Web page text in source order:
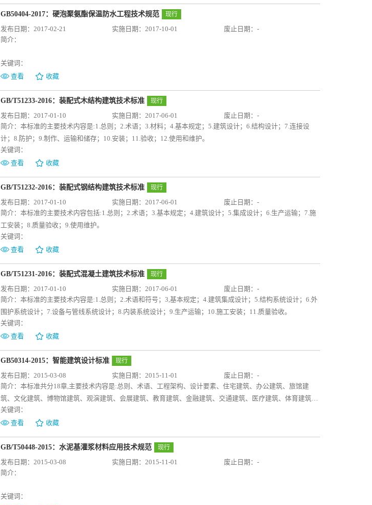
GB50404-2017：硬泡聚氨酯保温防水工程技术规范 现行
发布日期：2017-02-21 实施日期：2017-10-01
废止日期：-
简介：
关键词：
查看
收藏
GB/T51233-2016：装配式木结构建筑技术标准 现行
发布日期：2017-01-10 实施日期：2017-06-01
废止日期：-
简介： 本标准的主要技术内容是:1.总则；2.术语；3.材料；4.基本规定；5.建筑设计；6.结构设计；7.连接设
计；8.防护；9.制作、运输和储存；10.安装；11.验收；12.使用和维护。
关键词：
查看
收藏
GB/T51232-2016：装配式钢结构建筑技术标准 现行
发布日期：2017-01-10 实施日期：2017-06-01
废止日期：-
简介： 本标准的主要技术内容包括:1.总则；2.术语；3.基本规定；4.建筑设计；5.集成设计；6.生产运输；7.施
工安装；8.质量验收；9.使用维护。
关键词：
查看
收藏
GB/T51231-2016：装配式混凝土建筑技术标准 现行
发布日期：2017-01-10 实施日期：2017-06-01
废止日期：-
简介： 本标准的主要技术内容是:1.总则；2.术语和符号；3,基本规定；4.建筑集成设计；5.结构系统设计；6.外
围护系统设计；7.设备与管线系统设计；8.内装系统设计；9.生产运输；10.施工安装；11.质量验收。
关键词：
查看
收藏
GB50314-2015：智能建筑设计标准 现行
发布日期：2015-03-08 实施日期：2015-11-01
废止日期：-
简介： 本标准共分18章,主要技术内容是:总则、术语、工程架构、设计要素、住宅建筑、办公建筑、旅馆建
筑、文化建筑、博物馆建筑、观演建筑、会展建筑、教育建筑、金融建筑、交通建筑、医疗建筑、体育建筑、
商店建筑、通用工业建筑。
关键词：
查看
收藏
GB/T50448-2015：水泥基灌浆材料应用技术规范 现行
发布日期：2015-03-08 实施日期：2015-11-01
废止日期：-
简介：
关键词：